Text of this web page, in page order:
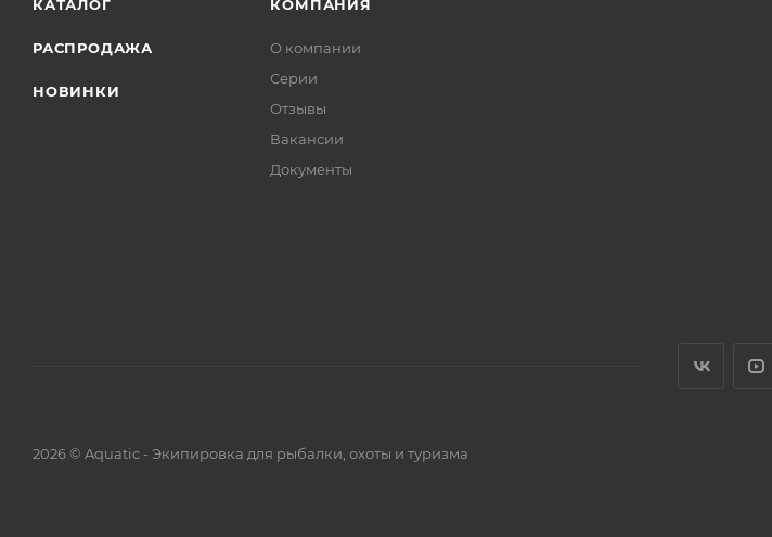
КАТАЛОГ
РАСПРОДАЖА
НОВИНКИ
КОМПАНИЯ
О компании
Серии
Отзывы
Вакансии
Документы
2026 © Aquatic - Экипировка для рыбалки, охоты и туризма